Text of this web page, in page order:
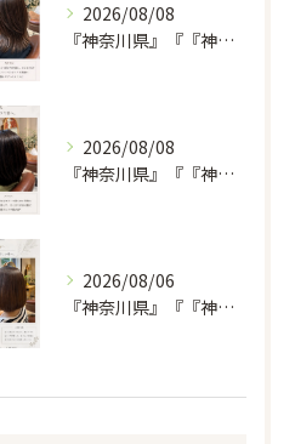
2026/08/08
『神奈川県』『『神奈川県』『綾瀬市』『海老名市』『美容室』
2026/08/08
『神奈川県』『『神奈川県』『綾瀬市』『海老名市』『美容室』
2026/08/06
『神奈川県』『『神奈川県』『綾瀬市』『海老名市』『美容室』